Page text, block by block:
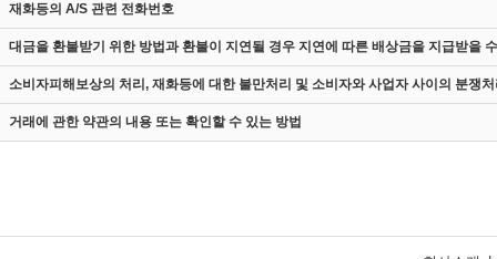
재화등의 A/S 관련 전화번호
대금을 환불받기 위한 방법과 환불이 지연될 경우 지연에 따른 배상금을 지급받을
소비자피해보상의 처리, 재화등에 대한 불만처리 및 소비자와 사업자 사이의 분쟁
거래에 관한 약관의 내용 또는 확인할 수 있는 방법